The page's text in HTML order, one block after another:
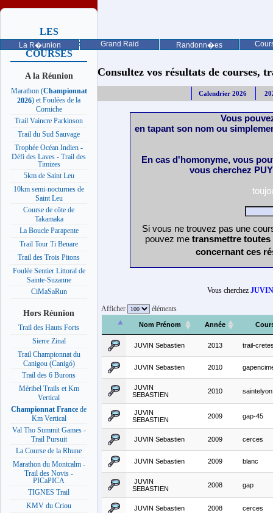
La R�union Grand Raid Randonn�es
LES
PROCHAINES
COURSES
A la Réunion
Marathon (Championnat
2026) et Foulées de la
Corniche
Trail Vaincre Parkinson
Trail du Sud Sauvage
Trophée Océan Indien -
Défi des Laves - Trail des
Timizes
5km de Saint Leu
10km semi-nocturnes de
Saint Leu
Course de côte de
Takamaka
La Boucle Parapente
Trail Tour Ti Benare
Trail des Trois Pitons
Foulée Sentier Littoral de
Sainte-Suzanne
CiMaSaRun
Hors Réunion
Trail des Hauts Forts
Sierre Zinal
Trail Championnat du
Canigou (Canigó)
Trail des 6 Burons
Méribel Trails et Km
Vertical
Championnat France de
Km Vertical
Val Tho Summit Games -
Trail Pursuit
La Course de la Rhune
Marathon du Montcalm -
Trail des Novis -
PICaPICA
TIGNES Trail
KMV du Criou
Consultez vos résultats de courses,
Calendrier 2026
Vous
en tapant son nom ou
En cas d'homonyme, vous
vous cherchez
Si vous ne trouvez pas une
pouvez me transmettre
concernant ces
Vous cherchez JUVIN
Afficher éléments
Nom Prénom Année
JUVIN Sebastien 2013 trail-
JUVIN Sebastien 2010
JUVIN
SEBASTIEN
2010 saintelyon
JUVIN
SEBASTIEN
2009 gap-45
JUVIN Sebastien 2009 cerces
JUVIN Sebastien 2009 blanc
JUVIN
SEBASTIEN
2008 gap
JUVIN Sebastien 2008 cerces